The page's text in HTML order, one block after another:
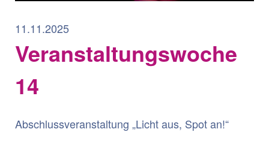
11.11.2025
Veranstaltungswoche
14
Abschlussveranstaltung „Licht aus, Spot an!“